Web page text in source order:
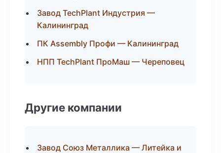
Завод TechPlant Индустрия —
Калининград
ПК Assembly Профи — Калининград
НПП TechPlant ПроМаш — Череповец
Другие компании
Завод Союз Металлика — Литейка и